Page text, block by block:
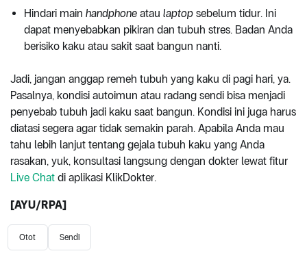
Hindari main handphone atau laptop sebelum tidur. Ini
dapat menyebabkan pikiran dan tubuh stres. Badan Anda
berisiko kaku atau sakit saat bangun nanti.
Jadi, jangan anggap remeh tubuh yang kaku di pagi hari, ya.
Pasalnya, kondisi autoimun atau radang sendi bisa menjadi
penyebab tubuh jadi kaku saat bangun. Kondisi ini juga harus
diatasi segera agar tidak semakin parah. Apabila Anda mau
tahu lebih lanjut tentang gejala tubuh kaku yang Anda
rasakan, yuk, konsultasi langsung dengan dokter lewat fitur
Live Chat di aplikasi KlikDokter.
[AYU/RPA]
Otot Sendi